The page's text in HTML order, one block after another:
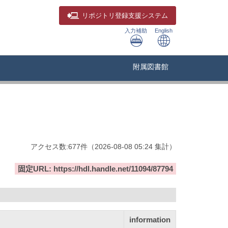
リポジトリ 登録支援システム
入力補助 English
附属図書館
アクセス数:677件 （2026-08-08 05:24 集計）
固定URL: https://hdl.handle.net/11094/87794
information